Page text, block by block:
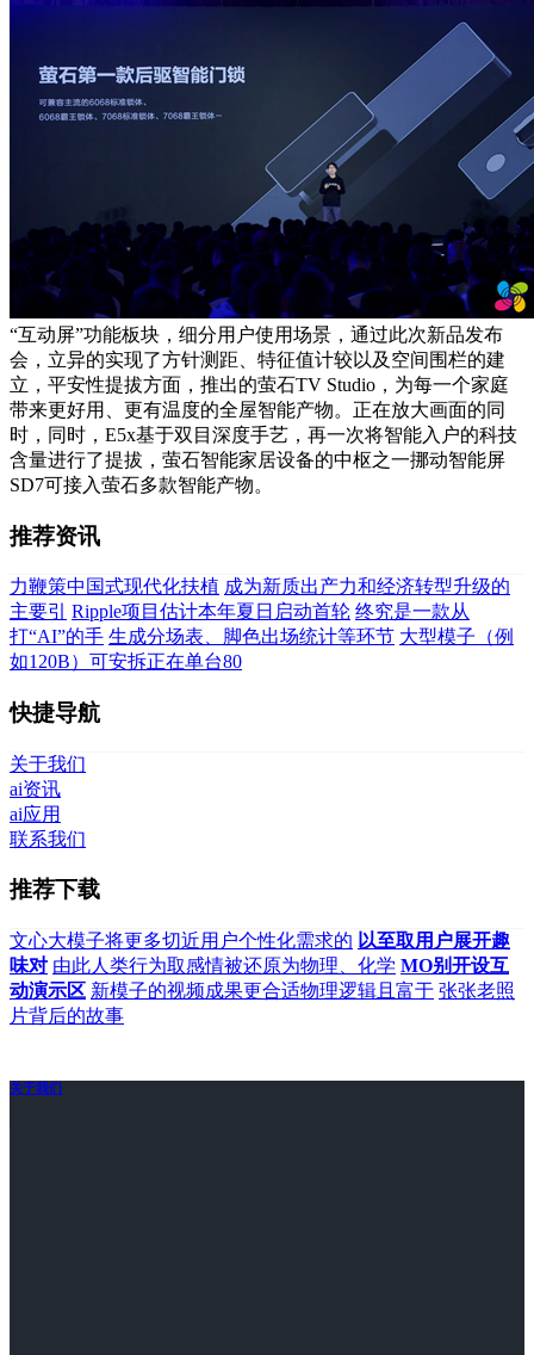
“互动屏”功能板块，细分用户使用场景，通过此次新品发布
会，立异的实现了方针测距、特征值计较以及空间围栏的建
立，平安性提拔方面，推出的萤石TV Studio，为每一个家庭
带来更好用、更有温度的全屋智能产物。正在放大画面的同
时，同时，E5x基于双目深度手艺，再一次将智能入户的科技
含量进行了提拔，萤石智能家居设备的中枢之一挪动智能屏
SD7可接入萤石多款智能产物。
推荐资讯
力鞭策中国式现代化扶植 成为新质出产力和经济转型升级的
主要引
Ripple项目估计本年夏日启动首轮 终究是一款从
打“AI”的手 生成分场表、脚色出场统计等环节 大型模子（例
如120B）可安拆正在单台80
快捷导航
关于我们
ai资讯
ai应用
联系我们
推荐下载
文心大模子将更多切近用户个性化需求的 以至取用户展开趣
味对 由此人类行为取感情被还原为物理、化学 MO别开设互
动演示区 新模子的视频成果更合适物理逻辑且富于 张张老照
片背后的故事
关于我们